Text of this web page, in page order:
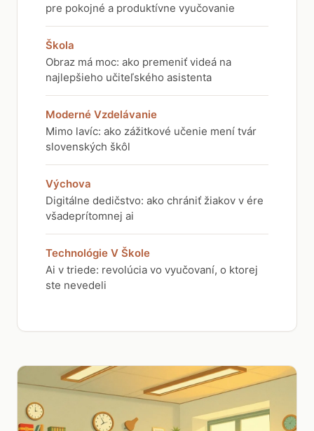
pre pokojné a produktívne vyučovanie
Škola
Obraz má moc: ako premeniť videá na
najlepšieho učiteľského asistenta
Moderné Vzdelávanie
Mimo lavíc: ako zážitkové učenie mení tvár
slovenských škôl
Výchova
Digitálne dedičstvo: ako chrániť žiakov v ére
všadeprítomnej ai
Technológie V Škole
Ai v triede: revolúcia vo vyučovaní, o ktorej
ste nevedeli